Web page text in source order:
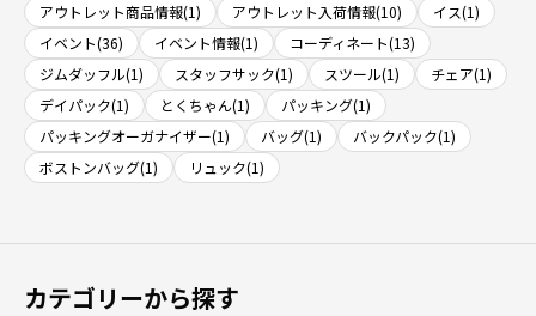
アウトレット商品情報(1)
アウトレット入荷情報(10)
イス(1)
イベント(36)
イベント情報(1)
コーディネート(13)
ジムダッフル(1)
スタッフサック(1) スツール(1)
チェア(1)
デイパック(1)
とくちゃん(1)
パッキング(1)
パッキングオーガナイザー(1)
バッグ(1)
バックパック(1)
ボストンバッグ(1)
リュック(1)
カテゴリーから探す